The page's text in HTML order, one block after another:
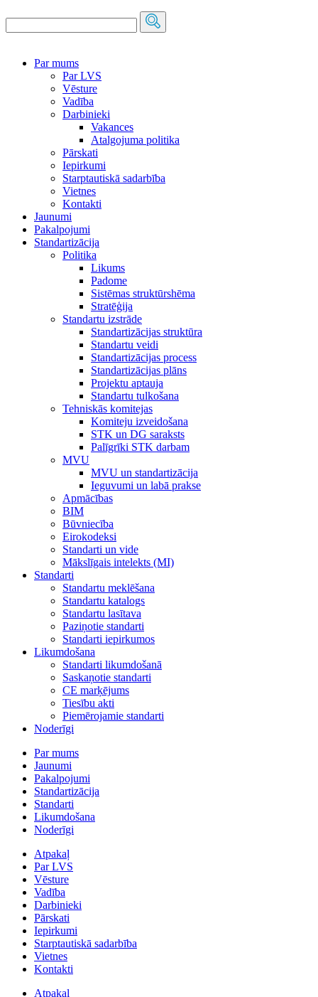
Par mums
Par LVS
Vēsture
Vadība
Darbinieki
Vakances
Atalgojuma politika
Pārskati
Iepirkumi
Starptautiskā sadarbība
Vietnes
Kontakti
Jaunumi
Pakalpojumi
Standartizācija
Politika
Likums
Padome
Sistēmas struktūrshēma
Stratēģija
Standartu izstrāde
Standartizācijas struktūra
Standartu veidi
Standartizācijas process
Standartizācijas plāns
Projektu aptauja
Standartu tulkošana
Tehniskās komitejas
Komiteju izveidošana
STK un DG saraksts
Palīgrīki STK darbam
MVU
MVU un standartizācija
Ieguvumi un labā prakse
Apmācības
BIM
Būvniecība
Eirokodeksi
Standarti un vide
Mākslīgais intelekts (MI)
Standarti
Standartu meklēšana
Standartu katalogs
Standartu lasītava
Paziņotie standarti
Standarti iepirkumos
Likumdošana
Standarti likumdošanā
Saskaņotie standarti
CE marķējums
Tiesību akti
Piemērojamie standarti
Noderīgi
Par mums
Jaunumi
Pakalpojumi
Standartizācija
Standarti
Likumdošana
Noderīgi
Atpakaļ
Par LVS
Vēsture
Vadība
Darbinieki
Pārskati
Iepirkumi
Starptautiskā sadarbība
Vietnes
Kontakti
Atpakaļ